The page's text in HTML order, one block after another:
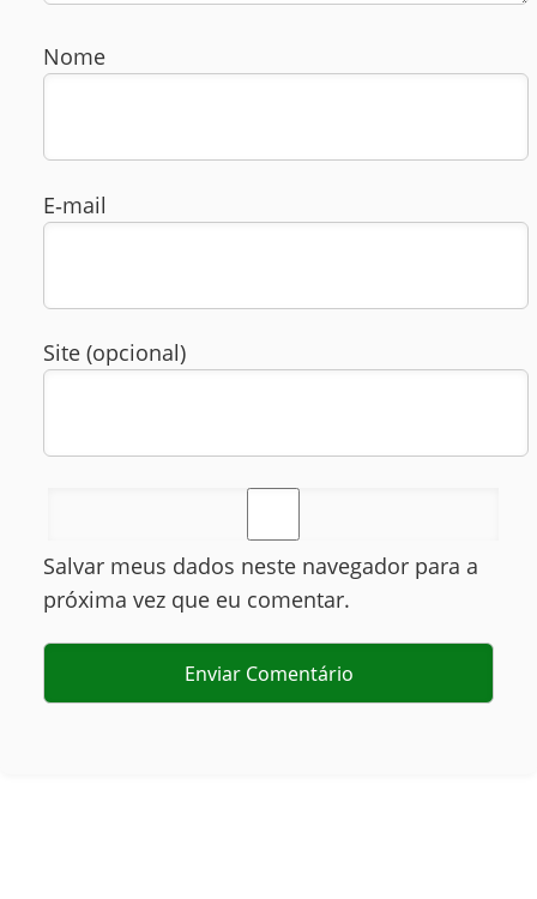
Nome
E‑mail
Site (opcional)
Salvar meus dados neste navegador para a
próxima vez que eu comentar.